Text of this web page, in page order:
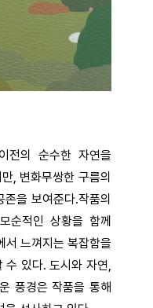
전의 순수한 자연을
, 변화무쌍한 구름의
을 보여준다.작품의
순적인 상황을 함께
서 느껴지는 복잡함을
있다. 도시와 자연,
풍경은 작품을 통해